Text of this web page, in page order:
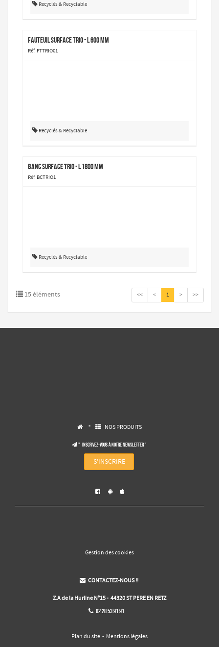
Recyclés & Recyclable
Fauteuil Surface TRIO - L 600 mm
Réf. FTTRIO01
Recyclés & Recyclable
Banc Surface TRIO - L 1800 mm
Réf. BCTRIO1
Recyclés & Recyclable
15 éléments << < 1 > >>
 -  NOS PRODUITS
" Inscrivez-vous à notre NEWSLETTER "
S'INSCRIRE
  
Gestion des cookies
 CONTACTEZ-NOUS !!
Z.A de la Hurline N°15 - 44320 ST PERE EN RETZ
 02 28 53 91 91
Plan du site - Mentions légales